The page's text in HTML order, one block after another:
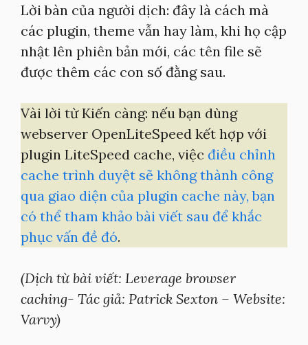
Lời bàn của người dịch: đây là cách mà
các plugin, theme vẫn hay làm, khi họ cập
nhật lên phiên bản mới, các tên file sẽ
được thêm các con số đằng sau.
Vài lời từ Kiến càng: nếu bạn dùng
webserver OpenLiteSpeed kết hợp với
plugin LiteSpeed cache, việc điều chỉnh
cache trình duyệt sẽ không thành công
qua giao diện của plugin cache này, bạn
có thể tham khảo bài viết sau để khắc
phục vấn đề đó.
(Dịch từ bài viết: Leverage browser
caching- Tác giả: Patrick Sexton – Website:
Varvy)